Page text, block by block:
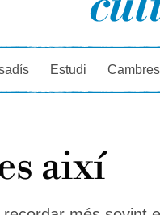
Estudi
així